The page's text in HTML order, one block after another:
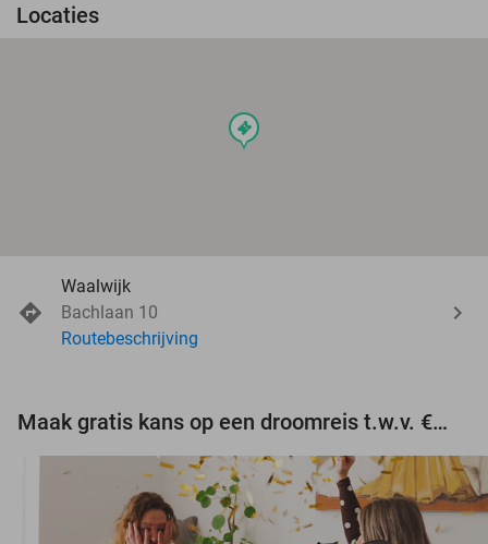
Locaties
events
Waalwijk
Bachlaan 10
Routebeschrijving
Maak gratis kans op een droomreis t.w.v. €3.000!